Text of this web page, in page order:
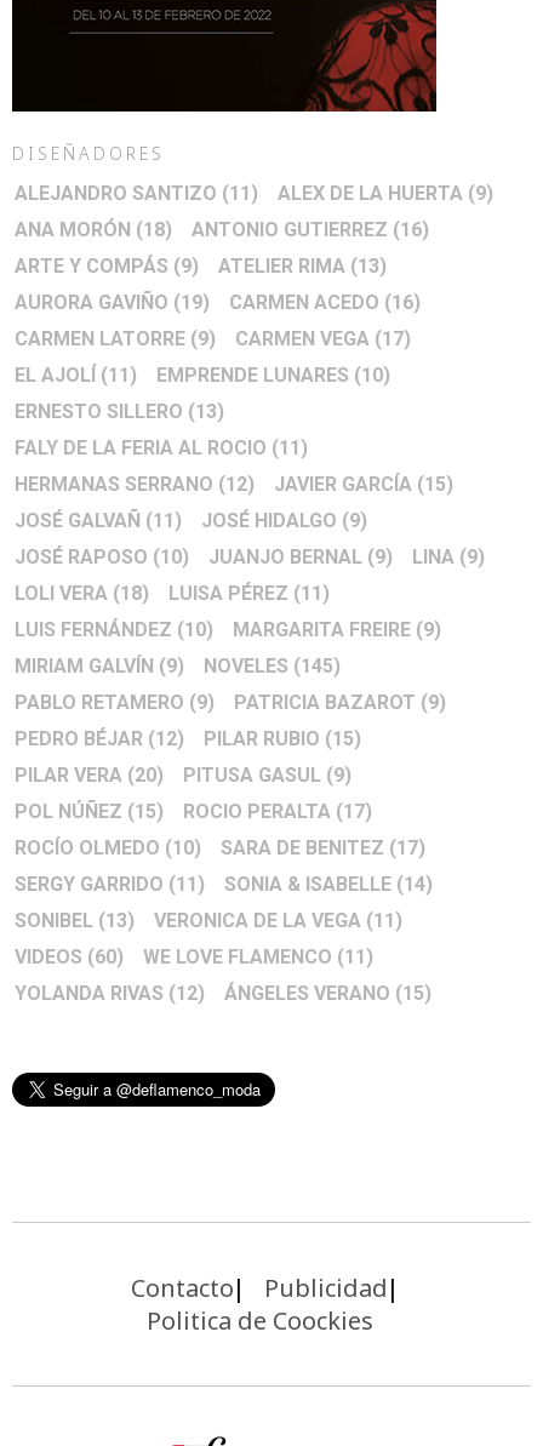
DISEÑADORES
ALEJANDRO SANTIZO (11) ALEX DE LA HUERTA (9)
ANA MORÓN (18) ANTONIO GUTIERREZ (16)
ARTE Y COMPÁS (9) ATELIER RIMA (13)
AURORA GAVIÑO (19) CARMEN ACEDO (16)
CARMEN LATORRE (9) CARMEN VEGA (17)
EL AJOLÍ (11) EMPRENDE LUNARES (10)
ERNESTO SILLERO (13)
FALY DE LA FERIA AL ROCIO (11)
HERMANAS SERRANO (12) JAVIER GARCÍA (15)
JOSÉ GALVAÑ (11) JOSÉ HIDALGO (9)
JOSÉ RAPOSO (10) JUANJO BERNAL (9) LINA (9)
LOLI VERA (18) LUISA PÉREZ (11)
LUIS FERNÁNDEZ (10) MARGARITA FREIRE (9)
MIRIAM GALVÍN (9) NOVELES (145)
PABLO RETAMERO (9) PATRICIA BAZAROT (9)
PEDRO BÉJAR (12) PILAR RUBIO (15)
PILAR VERA (20) PITUSA GASUL (9)
POL NÚÑEZ (15) ROCIO PERALTA (17)
ROCÍO OLMEDO (10) SARA DE BENITEZ (17)
SERGY GARRIDO (11) SONIA & ISABELLE (14)
SONIBEL (13) VERONICA DE LA VEGA (11)
VIDEOS (60) WE LOVE FLAMENCO (11)
YOLANDA RIVAS (12) ÁNGELES VERANO (15)
Contacto
Publicidad
Politica de Coockies